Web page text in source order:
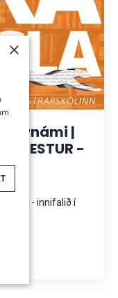
í fjarnámi |
-
alla! - innifalið í
×